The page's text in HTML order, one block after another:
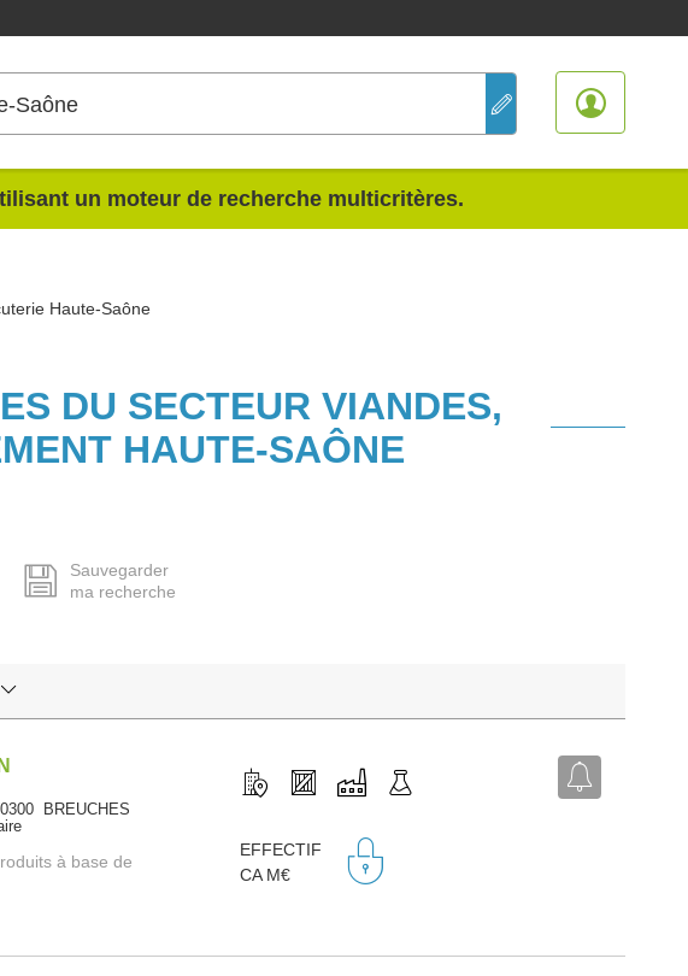
Saône
un moteur de recherche multicritères.
Haute-Saône
DU SECTEUR VIANDES,
HAUTE-SAÔNE
Sauvegarder
ma recherche
BREUCHES
à base de
EFFECTIF
CA M€